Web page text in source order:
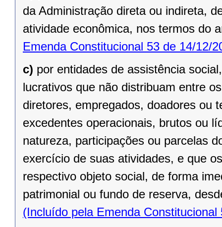
da Administração direta ou indireta,
atividade econômica, nos termos do
Emenda Constitucional 53 de 14/12/
c) por entidades de assistência
lucrativos que não distribuam entre
diretores, empregados, doadores ou
excedentes operacionais, brutos ou
natureza, participações ou parcelas
exercício de suas atividades, e que
respectivo objeto social, de forma
patrimonial ou fundo de reserva,
(Incluído pela Emenda Constitucional